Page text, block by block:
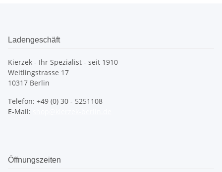
Ladengeschäft
Kierzek - Ihr Spezialist - seit 1910
Weitlingstrasse 17
10317 Berlin
Telefon: +49 (0) 30 - 5251108
E-Mail:
Öffnungszeiten